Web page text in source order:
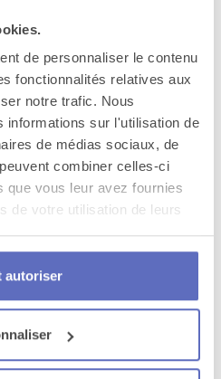
de personnaliser le contenu
fonctionnalités relatives aux
notre trafic. Nous
informations sur l'utilisation de
de médias sociaux, de
combiner celles-ci
que vous leur avez fournies
de votre utilisation de leurs
autoriser
sur 3 jours